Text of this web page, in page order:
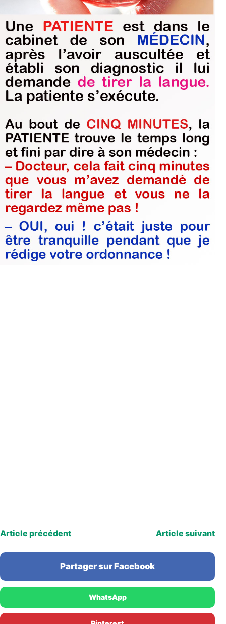
Article précédent Article suivant
Partager sur Facebook
WhatsApp